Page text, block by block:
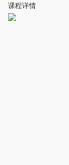
课程详情